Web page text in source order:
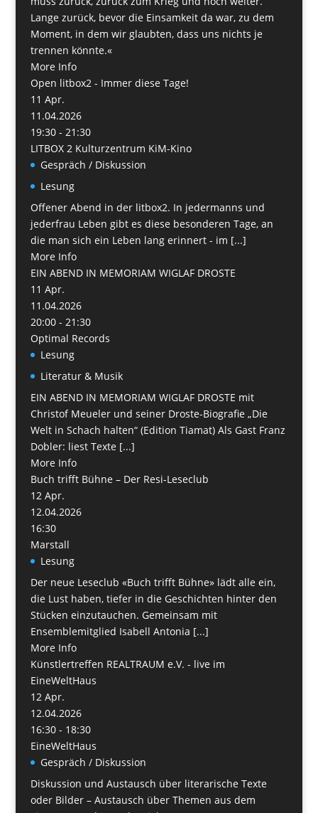
Lange zurück, bevor die Einsamkeit da war, zu dem
Moment, in dem wir glaubten, dass uns nichts je
trennen könnte.«
More Info
Open litbox2 - Immer diese Tage!
11 Apr.
11.04.2026
19:30 - 21:30
LITBOX 2 Kulturzentrum KiM-Kino
Gespräch / Diskussion
Lesung
Offener Abend in der litbox2. In jedermanns und
jederfrau Leben gibt es diese besonderen Tage, an
die man sich ein Leben lang erinnert - im [...]
More Info
EIN ABEND IN MEMORIAM WIGLAF DROSTE
11 Apr.
11.04.2026
20:00 - 21:30
Optimal Records
Lesung
Literatur & Musik
EIN ABEND IN MEMORIAM WIGLAF DROSTE mit
Christof Meueler und seiner Droste-Biografie „Die
Welt in Schach halten“ (Edition Tiamat) Als Gast Franz
Dobler: liest Texte [...]
More Info
Buch trifft Bühne – Der Resi-Leseclub
12 Apr.
12.04.2026
16:30
Marstall
Lesung
Der neue Leseclub «Buch trifft Bühne» lädt alle ein,
die Lust haben, tiefer in die Geschichten hinter den
Stücken einzutauchen. Gemeinsam mit
Ensemblemitglied Isabell Antonia [...]
More Info
Künstlertreffen REALTRAUM e.V. - live im
EineWeltHaus
12 Apr.
12.04.2026
16:30 - 18:30
EineWeltHaus
Gespräch / Diskussion
Diskussion und Austausch über literarische Texte
oder Bilder – Austausch über Themen aus dem